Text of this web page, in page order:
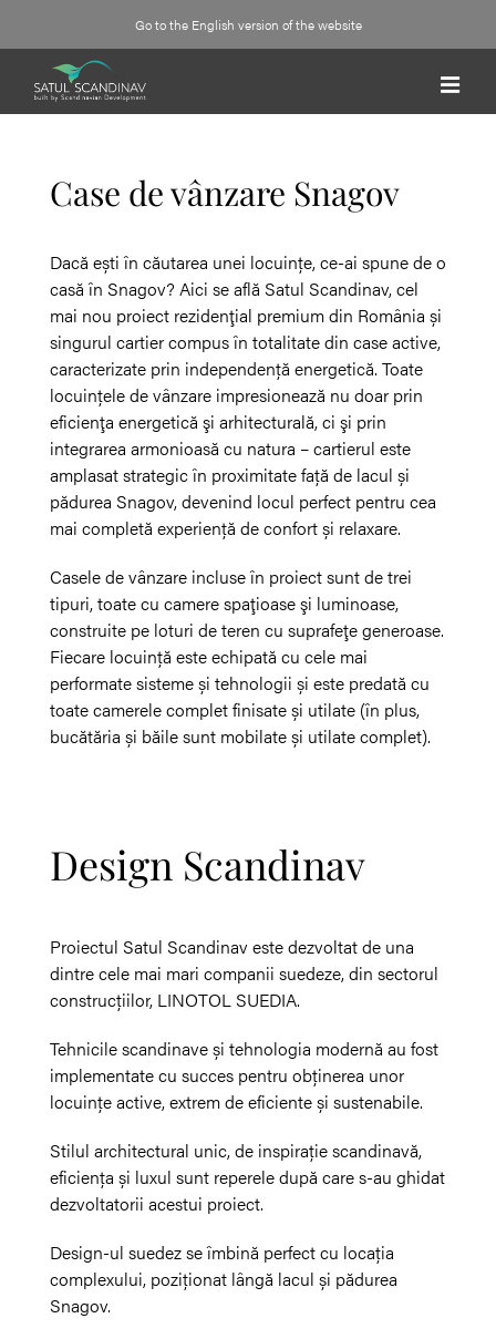
content
Go to the English version of the website
Case de vânzare Snagov
Dacă ești în căutarea unei locuințe, ce-ai spune de o
casă în Snagov? Aici se află Satul Scandinav, cel
mai nou proiect rezidenţial premium din România și
singurul cartier compus în totalitate din case active,
caracterizate prin independență energetică. Toate
locuințele de vânzare impresionează nu doar prin
eficienţa energetică şi arhitecturală, ci şi prin
integrarea armonioasă cu natura – cartierul este
amplasat strategic în proximitate față de lacul și
pădurea Snagov, devenind locul perfect pentru cea
mai completă experiență de confort și relaxare.
Casele de vânzare incluse în proiect sunt de trei
tipuri, toate cu camere spaţioase şi luminoase,
construite pe loturi de teren cu suprafeţe generoase.
Fiecare locuință este echipată cu cele mai
performate sisteme și tehnologii și este predată cu
toate camerele complet finisate și utilate (în plus,
bucătăria și băile sunt mobilate și utilate complet).
Design Scandinav
Proiectul Satul Scandinav este dezvoltat de una
dintre cele mai mari companii suedeze, din sectorul
construcțiilor, LINOTOL SUEDIA.
Tehnicile scandinave și tehnologia modernă au fost
implementate cu succes pentru obținerea unor
locuințe active, extrem de eficiente și sustenabile.
Stilul architectural unic, de inspirație scandinavă,
eficiența și luxul sunt reperele după care s-au ghidat
dezvoltatorii acestui proiect.
Design-ul suedez se îmbină perfect cu locația
complexului, poziționat lângă lacul și pădurea
Snagov.